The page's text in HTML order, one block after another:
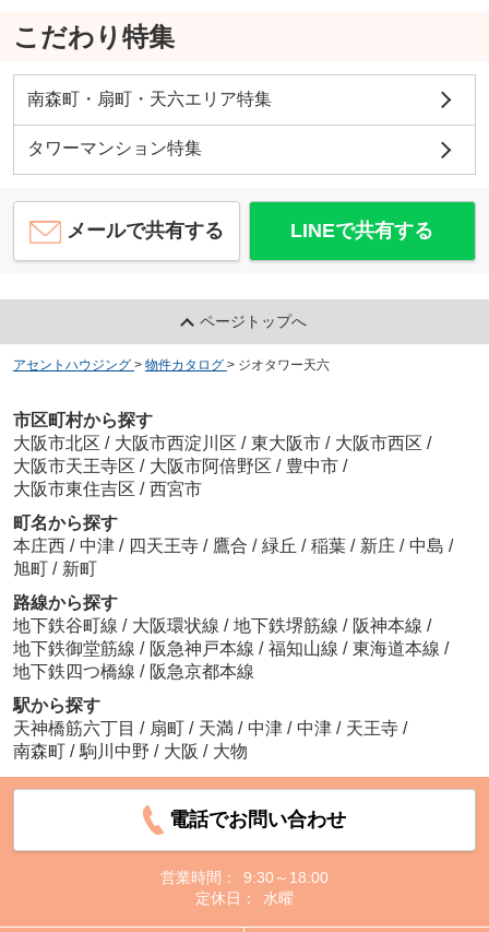
こだわり特集
南森町・扇町・天六エリア特集
タワーマンション特集
メールで共有する LINEで共有する
ページトップへ
アセントハウジング > 物件カタログ > ジオタワー天六
市区町村から探す
大阪市北区 / 大阪市西淀川区 / 東大阪市 / 大阪市西区 /
大阪市天王寺区 / 大阪市阿倍野区 / 豊中市 /
大阪市東住吉区 / 西宮市
町名から探す
本庄西 / 中津 / 四天王寺 / 鷹合 / 緑丘 / 稲葉 / 新庄 / 中島 /
旭町 / 新町
路線から探す
地下鉄谷町線 / 大阪環状線 / 地下鉄堺筋線 / 阪神本線 /
地下鉄御堂筋線 / 阪急神戸本線 / 福知山線 / 東海道本線 /
地下鉄四つ橋線 / 阪急京都本線
駅から探す
天神橋筋六丁目 / 扇町 / 天満 / 中津 / 中津 / 天王寺 /
南森町 / 駒川中野 / 大阪 / 大物
電話でお問い合わせ
営業時間：
9:30～18:00
定休日：
水曜